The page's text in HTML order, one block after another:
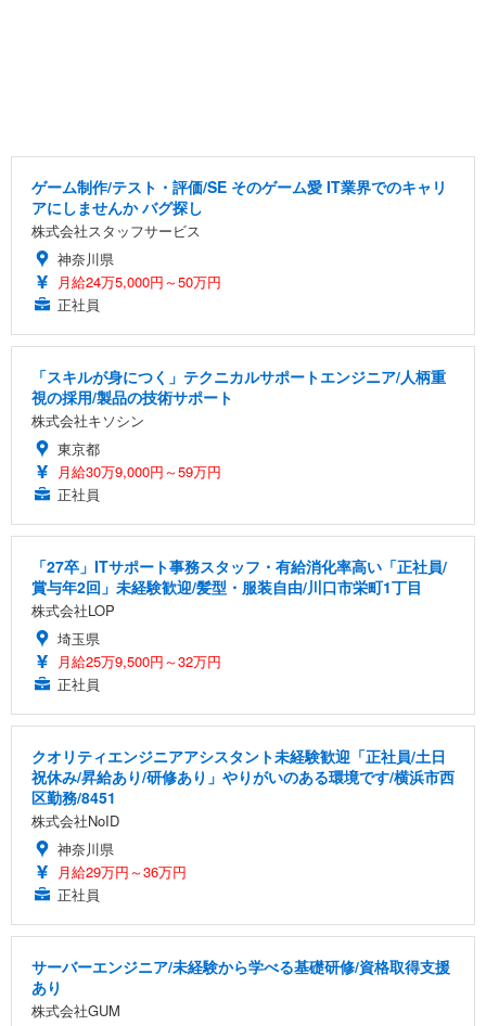
ゲーム制作/テスト・評価/SE そのゲーム愛 IT業界でのキャリ
アにしませんか バグ探し
株式会社スタッフサービス
神奈川県
月給24万5,000円～50万円
正社員
「スキルが身につく」テクニカルサポートエンジニア/人柄重
視の採用/製品の技術サポート
株式会社キソシン
東京都
月給30万9,000円～59万円
正社員
「27卒」ITサポート事務スタッフ・有給消化率高い「正社員/
賞与年2回」未経験歓迎/髪型・服装自由/川口市栄町1丁目
株式会社LOP
埼玉県
月給25万9,500円～32万円
正社員
クオリティエンジニアアシスタント未経験歓迎「正社員/土日
祝休み/昇給あり/研修あり」やりがいのある環境です/横浜市西
区勤務/8451
株式会社NoID
神奈川県
月給29万円～36万円
正社員
サーバーエンジニア/未経験から学べる基礎研修/資格取得支援
あり
株式会社GUM